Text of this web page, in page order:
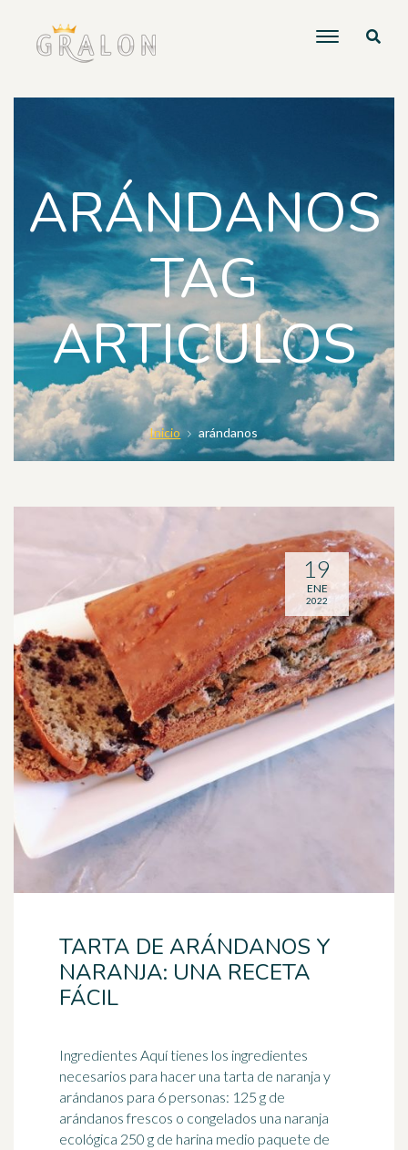
ARÁNDANOS
TAG
ARTICULOS
Inicio arándanos
TARTA DE ARÁNDANOS Y
NARANJA: UNA RECETA
FÁCIL
Ingredientes Aquí tienes los ingredientes
necesarios para hacer una tarta de naranja y
arándanos para 6 personas: 125 g de
arándanos frescos o congelados una naranja
ecológica 250 g de harina medio paquete de
19
ENE
2022